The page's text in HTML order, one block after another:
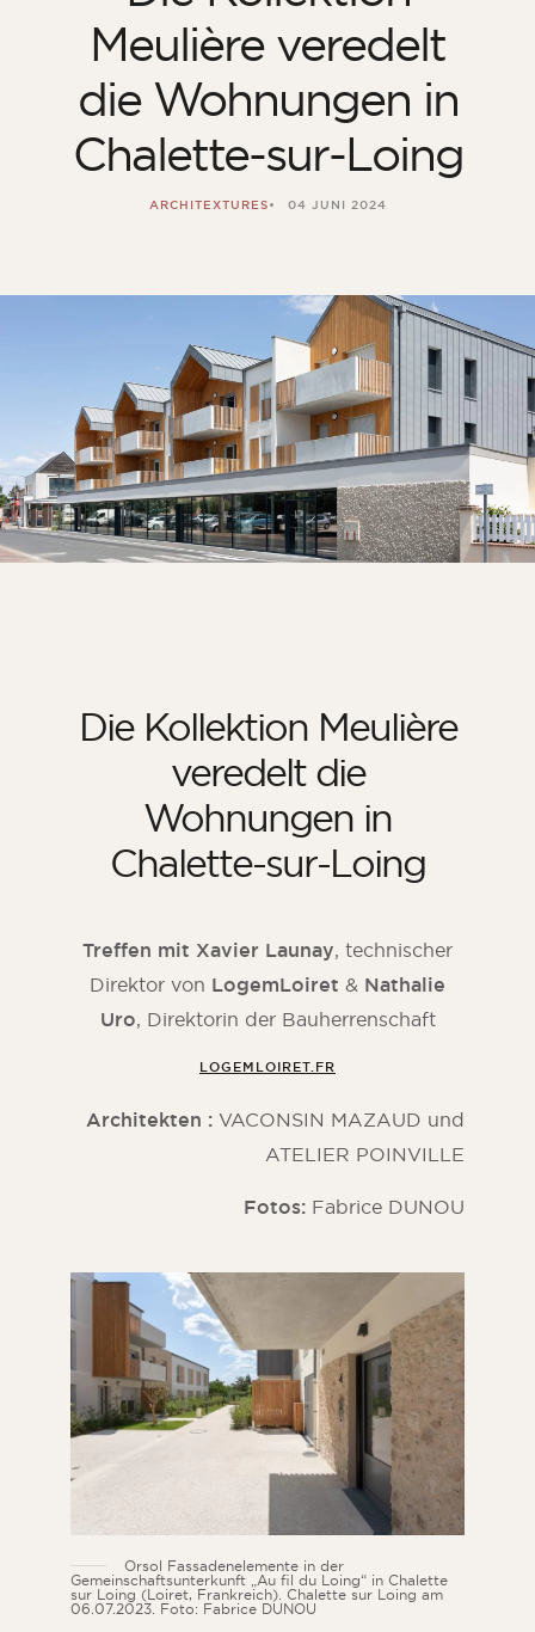
Meulière veredelt
die Wohnungen in
Chalette-sur-Loing
ARCHITEXTURES 04 JUNI 2024
Die Kollektion Meulière
veredelt die
Wohnungen in
Chalette-sur-Loing
Treffen mit Xavier Launay, technischer
Direktor von LogemLoiret & Nathalie
Uro, Direktorin der Bauherrenschaft
LOGEMLOIRET.FR
Architekten : VACONSIN MAZAUD und
ATELIER POINVILLE
Fotos: Fabrice DUNOU
Orsol Fassadenelemente in der
Gemeinschaftsunterkunft „Au fil du Loing“ in Chalette
sur Loing (Loiret, Frankreich). Chalette sur Loing am
06.07.2023. Foto: Fabrice DUNOU